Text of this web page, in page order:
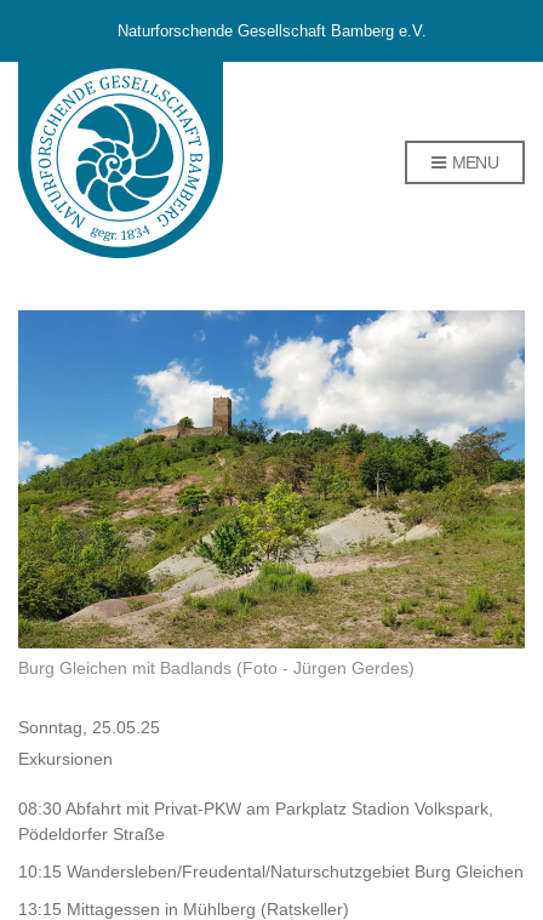
Naturforschende Gesellschaft Bamberg e.V.
MENU
Burg Gleichen mit Badlands (Foto - Jürgen Gerdes)
Sonntag, 25.05.25
Exkursionen
08:30 Abfahrt mit Privat-PKW am Parkplatz Stadion Volkspark,
Pödeldorfer Straße
10:15 Wandersleben/Freudental/Naturschutzgebiet Burg Gleichen
13:15 Mittagessen in Mühlberg (Ratskeller)